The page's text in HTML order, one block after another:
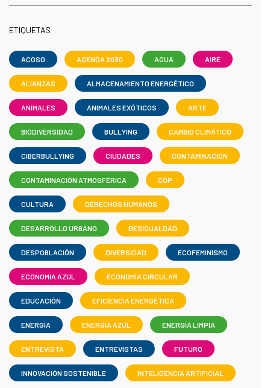
ETIQUETAS
ACOSO AGENDA 2030 AGUA AIRE
ALIANZAS ALMACENAMIENTO ENERGÉTICO
ANIMALES ANIMALES EXÓTICOS ARTE
BIODIVERSIDAD BULLYING CAMBIO CLIMÁTICO
CIBERBULLYING CIUDADES CONTAMINACIÓN
CONTAMINACIÓN ATMOSFÉRICA COP
CULTURA DERECHOS HUMANOS
DESARROLLO URBANO DESIGUALDAD
DESPOBLACIÓN DIVERSIDAD ECOFEMINISMO
ECONOMIA AZUL ECONOMÍA CIRCULAR
EDUCACIÓN EFICIENCIA ENERGÉTICA
ENERGÍA ENERGIA AZUL ENERGÍA LIMPIA
ENTREVISTA ENTREVISTAS FUTURO
INNOVACIÓN SOSTENIBLE INTELIGENCIA ARTIFICIAL